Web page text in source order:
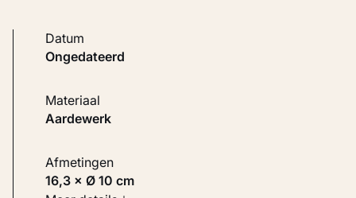
Datum
ongedateerd
Materiaal
Aardewerk
Afmetingen
16,3 × Ø 10 cm